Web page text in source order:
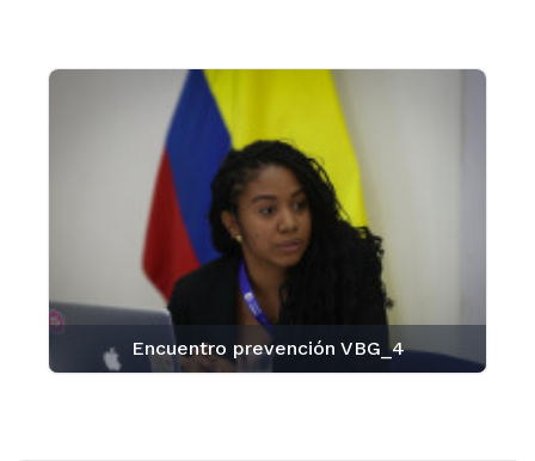
Encuentro prevención VBG_4